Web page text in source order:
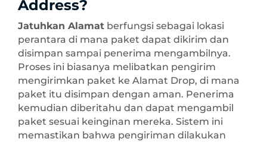
Address?
Jatuhkan Alamat berfungsi sebagai lokasi
perantara di mana paket dapat dikirim dan
disimpan sampai penerima mengambilnya.
Proses ini biasanya melibatkan pengirim
mengirimkan paket ke Alamat Drop, di mana
paket itu disimpan dengan aman. Penerima
kemudian diberitahu dan dapat mengambil
paket sesuai keinginan mereka. Sistem ini
memastikan bahwa pengiriman dilakukan